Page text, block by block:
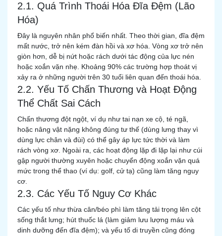
2.1. Quá Trình Thoái Hóa Đĩa Đệm (Lão
Hóa)
Đây là nguyên nhân phổ biến nhất. Theo thời gian, đĩa đệm
mất nước, trở nên kém đàn hồi và xơ hóa. Vòng xơ trở nên
giòn hơn, dễ bị nứt hoặc rách dưới tác động của lực nén
hoặc xoắn vặn nhẹ. Khoảng 90% các trường hợp thoát vị
xảy ra ở những người trên 30 tuổi liên quan đến thoái hóa.
2.2. Yếu Tố Chấn Thương và Hoạt Động
Thể Chất Sai Cách
Chấn thương đột ngột, ví dụ như tai nạn xe cộ, té ngã,
hoặc nâng vật nặng không đúng tư thế (dùng lưng thay vì
dùng lực chân và đùi) có thể gây áp lực tức thời và làm
rách vòng xơ. Ngoài ra, các hoạt động lặp đi lặp lại như cúi
gập người thường xuyên hoặc chuyển động xoắn vặn quá
mức trong thể thao (ví dụ: golf, cử tạ) cũng làm tăng nguy
cơ.
2.3. Các Yếu Tố Nguy Cơ Khác
Các yếu tố như thừa cân/béo phì làm tăng tải trọng lên cột
sống thắt lưng; hút thuốc lá (làm giảm lưu lượng máu và
dinh dưỡng đến đĩa đệm); và yếu tố di truyền cũng đóng